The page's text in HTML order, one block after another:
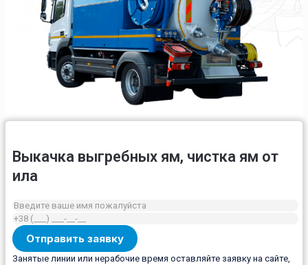
Выкачка выгребных ям, чистка ям от
ила
Занятые линии или нерабочие время оставляйте заявку на сайте,